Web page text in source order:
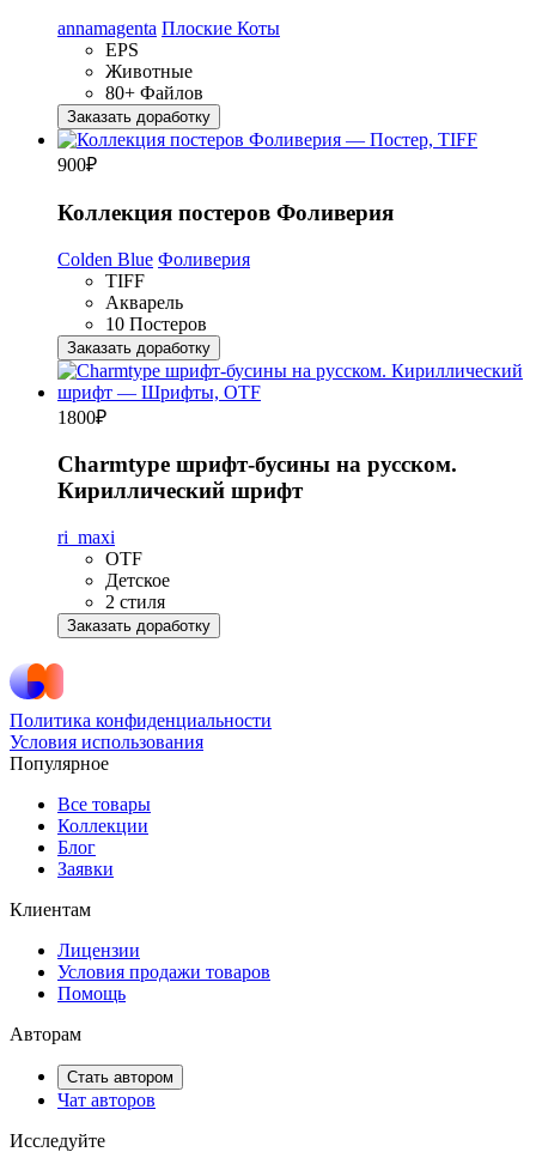
annamagenta Плоские Коты
EPS
Животные
80+ Файлов
Заказать доработку
900₽
Коллекция постеров Фоливерия
Colden Blue Фоливерия
TIFF
Акварель
10 Постеров
Заказать доработку
1800₽
Charmtype шрифт-бусины на русском.
Кириллический шрифт
ri_maxi
OTF
Детское
2 стиля
Заказать доработку
Политика конфиденциальности
Условия использования
Популярное
Все товары
Коллекции
Блог
Заявки
Клиентам
Лицензии
Условия продажи товаров
Помощь
Авторам
Стать автором
Чат авторов
Исследуйте